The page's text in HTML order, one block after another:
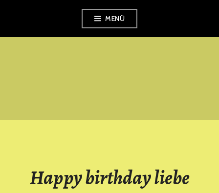
MENÜ
PETERSHAGEN
Happy birthday liebe